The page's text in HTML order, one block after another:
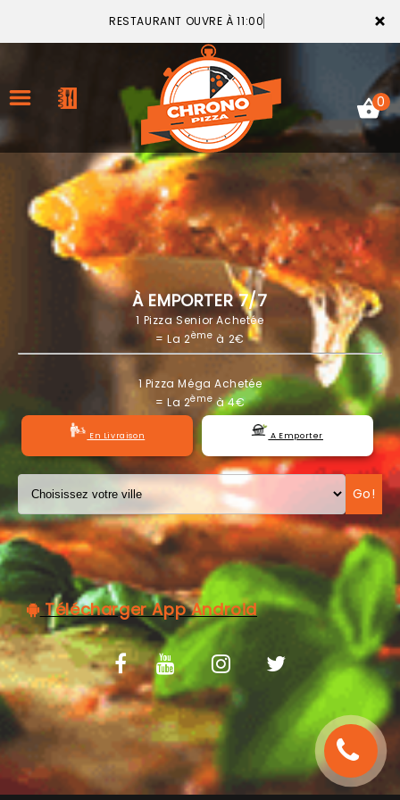
×
RESTAURANT OUVRE À 11:00
ACCUEIL
LA CARTE
VOTRE COMPTE
NOTRE RESTAURANT
VOS AVIS
MENTIONS LÉGALES
0
À EMPORTER 7/7
1 Pizza Senior Achetée
= La 2ème à 2€
1 Pizza Méga Achetée
= La 2èmeà 4€
En Livraison A Emporter
Go!
Télécharger App Android